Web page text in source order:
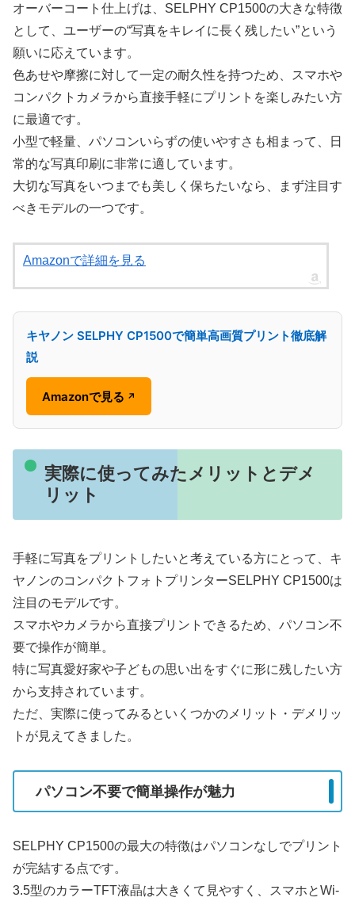
オーバーコート仕上げは、SELPHY CP1500の大きな特徴
として、ユーザーの“写真をキレイに長く残したい”という
願いに応えています。
色あせや摩擦に対して一定の耐久性を持つため、スマホや
コンパクトカメラから直接手軽にプリントを楽しみたい方
に最適です。
小型で軽量、パソコンいらずの使いやすさも相まって、日
常的な写真印刷に非常に適しています。
大切な写真をいつまでも美しく保ちたいなら、まず注目す
べきモデルの一つです。
Amazonで詳細を見る
キヤノン SELPHY CP1500で簡単高画質プリント徹底解
説
Amazonで見る ↗
実際に使ってみたメリットとデメ
リット
手軽に写真をプリントしたいと考えている方にとって、キ
ヤノンのコンパクトフォトプリンターSELPHY CP1500は
注目のモデルです。
スマホやカメラから直接プリントできるため、パソコン不
要で操作が簡単。
特に写真愛好家や子どもの思い出をすぐに形に残したい方
から支持されています。
ただ、実際に使ってみるといくつかのメリット・デメリッ
トが見えてきました。
パソコン不要で簡単操作が魅力
SELPHY CP1500の最大の特徴はパソコンなしでプリント
が完結する点です。
3.5型のカラーTFT液晶は大きくて見やすく、スマホとWi-